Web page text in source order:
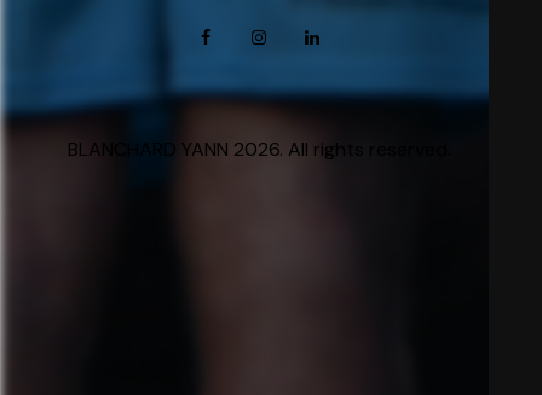
BLANCHARD YANN 2026. All rights reserved.